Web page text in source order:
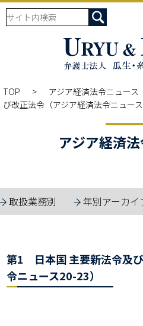
TOP アジア経済法令ニュース
び改正法令（アジア経済法令ニュース
アジア経済
取扱業務別 年別アーカイ
第1 日本国 主要新法令及
令ニュース20-23）